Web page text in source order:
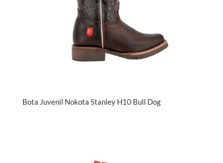
Bota Juvenil Nokota Stanley H10 Bull Dog